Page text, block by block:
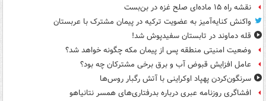
نقشه راه ۱۵ ماده‌ای صلح غزه در بن‌بست
واکنش کنایه‌آمیز به عضویت ترکیه در پیمان مشترک با عربستان
قله دماوند در تابستان سفیدپوش شد!
وضعیت امنیتی منطقه پس از پیمان مکه چگونه خواهد شد؟
عامل افزایش قبوض آب و برق برخی مشترکان چه بود؟
سرنگون‌کردن پهپاد اوکراینی با آتش رگبار روس‌ها
افشاگری روزنامه عبری درباره بدرفتاری‌های همسر نتانیاهو